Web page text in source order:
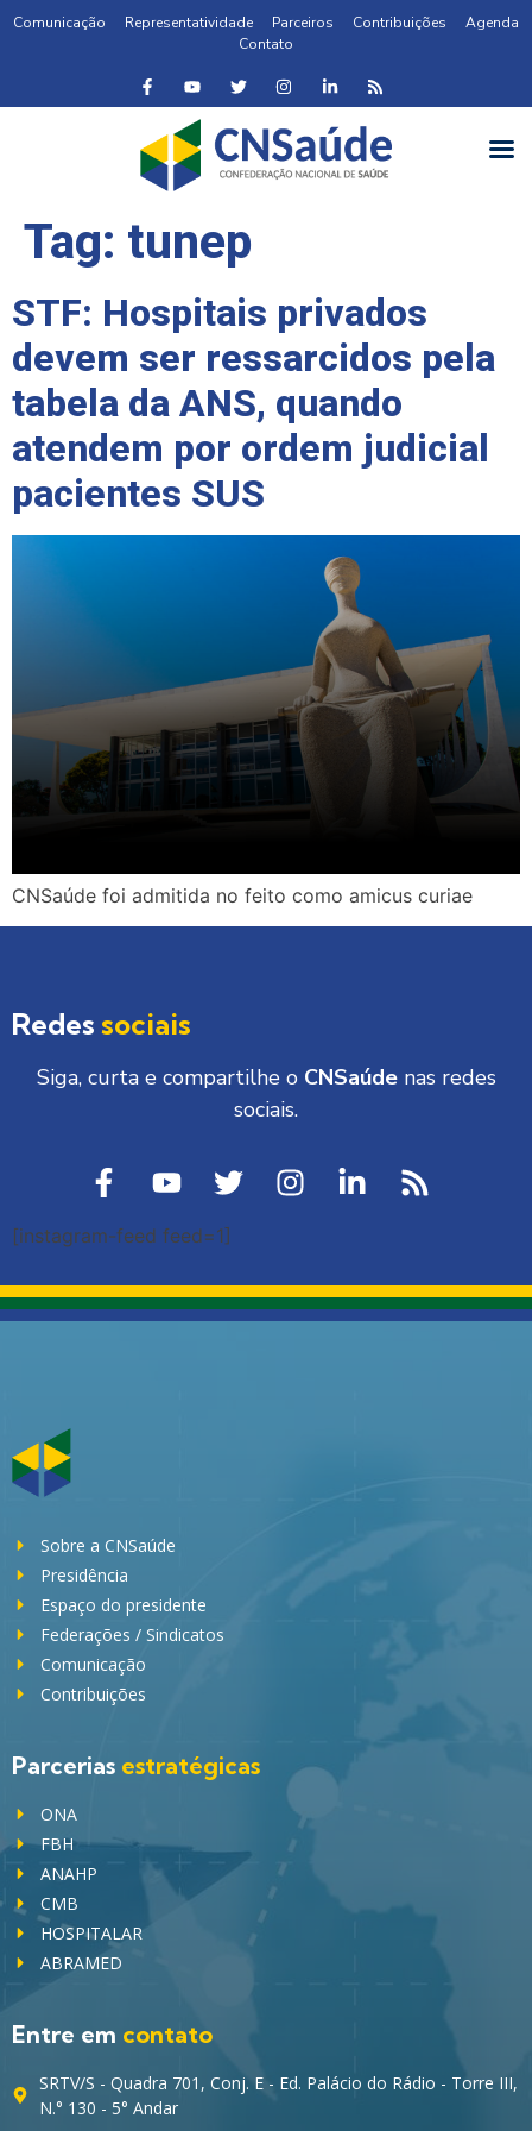
Comunicação Representatividade Parceiros Contribuições
Agenda
Contato
Tag: tunep
STF: Hospitais privados
devem ser ressarcidos pela
tabela da ANS, quando
atendem por ordem judicial
pacientes SUS
CNSaúde foi admitida no feito como amicus curiae
Redes sociais
Siga, curta e compartilhe o CNSaúdenas redes
sociais.
[instagram-feed feed=1]
Sobre a CNSaúde
Presidência
Espaço do presidente
Federações / Sindicatos
Comunicação
Contribuições
Parcerias estratégicas
ONA
FBH
ANAHP
CMB
HOSPITALAR
ABRAMED
Entre em contato
SRTV/S - Quadra 701, Conj. E - Ed. Palácio do Rádio - Torre III,
N.° 130 - 5° Andar